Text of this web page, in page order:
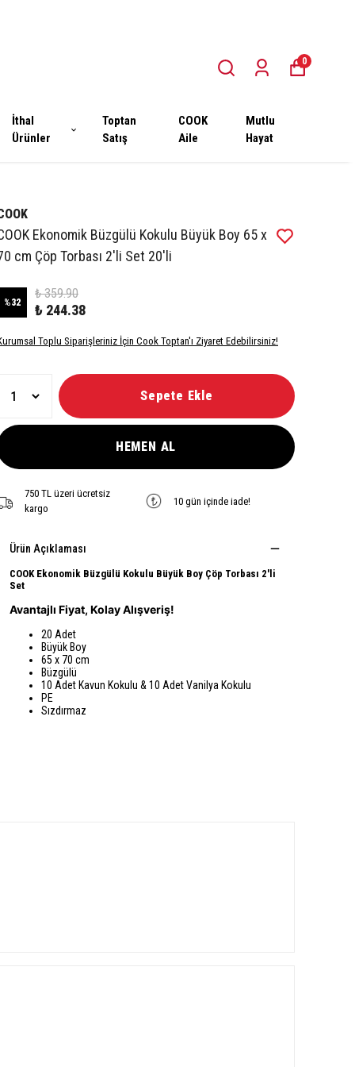
İthal
Ürünler
Toptan
Satış
COOK
Aile
Mutlu
Hayat
0
Ekonomik Büzgülü Kokulu Büyük Boy 65 x
cm Çöp Torbası 2'li Set 20'li
%32
₺ 359.90
₺ 244.38
Toplu Siparişleriniz İçin Cook Toptan'ı Ziyaret Edebilirsiniz!
Sepete Ekle
HEMEN AL
750 TL üzeri ücretsiz
kargo
10 gün içinde iade!
Ürün Açıklaması
COOK Ekonomik Büzgülü Kokulu Büyük Boy Çöp Torbası 2'li
Set
Avantajlı Fiyat, Kolay Alışveriş!
20 Adet
Büyük Boy
65 x 70 cm
Büzgülü
10 Adet Kavun Kokulu & 10 Adet Vanilya Kokulu
PE
Sızdırmaz